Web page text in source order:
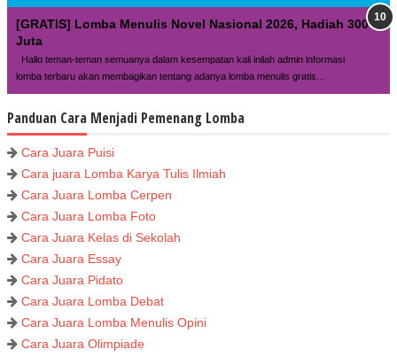
[GRATIS] Lomba Menulis Novel Nasional 2026, Hadiah 300
Juta
Hallo teman-teman semuanya dalam kesempatan kali inilah admin informasi
lomba terbaru akan membagikan tentang adanya lomba menulis gratis...
Panduan Cara Menjadi Pemenang Lomba
Cara Juara Puisi
Cara juara Lomba Karya Tulis Ilmiah
Cara Juara Lomba Cerpen
Cara Juara Lomba Foto
Cara Juara Kelas di Sekolah
Cara Juara Essay
Cara Juara Pidato
Cara Juara Lomba Debat
Cara Juara Lomba Menulis Opini
Cara Juara Olimpiade